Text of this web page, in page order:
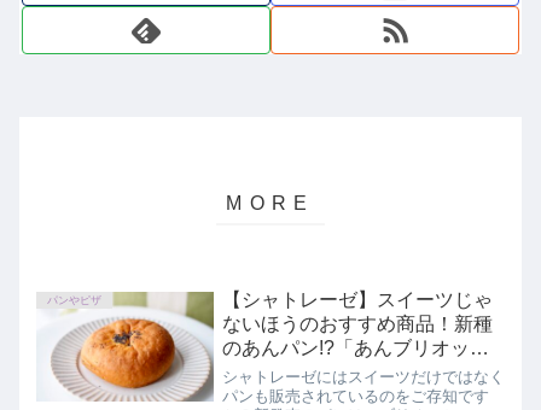
パンやピザ
【シャトレーゼ】スイーツじゃ
ないほうのおすすめ商品！新種
のあんパン!?「あんブリオッシ
ュ」
シャトレーゼにはスイーツだけではなく
パンも販売されているのをご存知です